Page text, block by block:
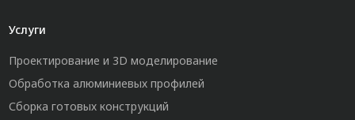
Услуги
Проектирование и 3D моделирование
Обработка алюминиевых профилей
Сборка готовых конструкций